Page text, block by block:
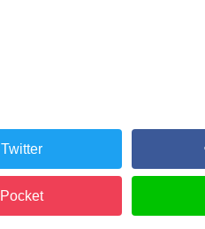
Twitter
Pocket